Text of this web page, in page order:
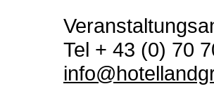
Tel + 43 (0) 70